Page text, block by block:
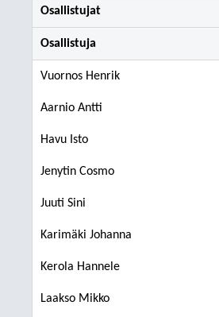
Osallistujat
Osallistuja
Vuornos Henrik
Aarnio Antti
Havu Isto
Jenytin Cosmo
Juuti Sini
Karimäki Johanna
Kerola Hannele
Laakso Mikko